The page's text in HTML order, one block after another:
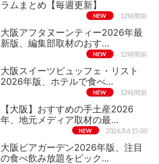
ラムまとめ【毎週更新】
NEW 12時間前
大阪アフタヌーンティー2026年最
新版、編集部取材のおす…
NEW 12時間前
大阪スイーツビュッフェ・リスト
2026年版、ホテルで食べ…
NEW 12時間前
【大阪】おすすめの手土産2026
年、地元メディア取材の最…
NEW 2026.8.6 15:00
大阪ビアガーデン2026年版、注目
の食べ飲み放題をピック…